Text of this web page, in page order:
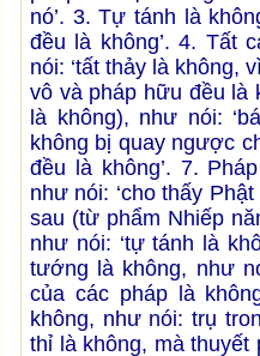
nó’. 3. Tự tánh là
đều là không’. 4. Tất
nói: ‘tất thảy là không,
vô và pháp hữu đều là
là không), như nói:
không bị quay ngược
đều là không’. 7.
như nói: ‘cho thấy
sau (từ phẩm Nhiếp
như nói: ‘tự tánh là
tướng là không, như
của các pháp là
không, như nói: trụ
thỉ là không, mà thuyết